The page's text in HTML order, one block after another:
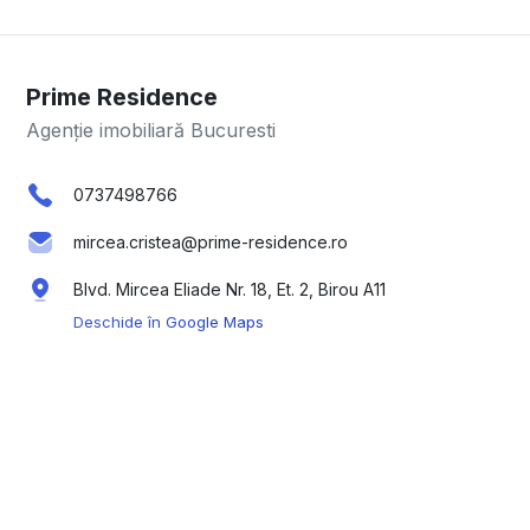
Prime Residence
Agenție imobiliară Bucuresti
0737498766
mircea.cristea@prime-residence.ro
Blvd. Mircea Eliade Nr. 18, Et. 2, Birou A11
Deschide în Google Maps